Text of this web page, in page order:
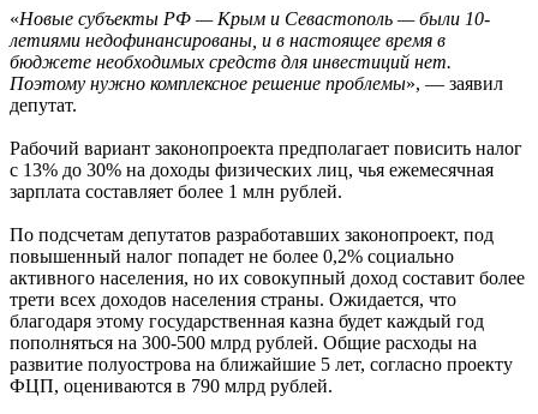
«Новые субъекты РФ — Крым и Севастополь — были 10-
летиями недофинансированы, и в настоящее время в
бюджете необходимых средств для инвестиций нет.
Поэтому нужно комплексное решение проблемы», — заявил
депутат.
Рабочий вариант законопроекта предполагает повисить налог
с 13% до 30% на доходы физических лиц, чья ежемесячная
зарплата составляет более 1 млн рублей.
По подсчетам депутатов разработавших законопроект, под
повышенный налог попадет не более 0,2% социально
активного населения, но их совокупный доход составит более
трети всех доходов населения страны. Ожидается, что
благодаря этому государственная казна будет каждый год
пополняться на 300-500 млрд рублей. Общие расходы на
развитие полуострова на ближайшие 5 лет, согласно проекту
ФЦП, оцениваются в 790 млрд рублей.